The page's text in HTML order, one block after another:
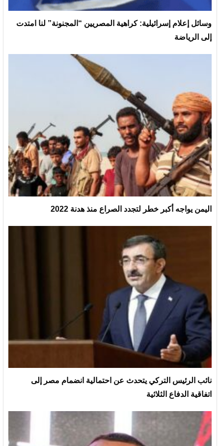
وسائل إعلام إسرائيلية: كراهية المصريين “المجنونة” لنا امتدت
إلى الرياضة
اليمن يواجه أكبر خطر لتجدد الصراع منذ هدنة 2022
نائب الرئيس التركي يتحدث عن احتمالية انضمام مصر إلى
اتفاقية الدفاع الثلاثية